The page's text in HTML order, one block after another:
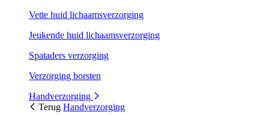
Vette huid lichaamsverzorging
Jeukende huid lichaamsverzorging
Spataders verzorging
Verzorging borsten
Handverzorging
Terug Handverzorging